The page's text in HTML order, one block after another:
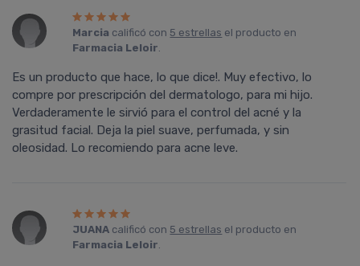
Marcia calificó con 5 estrellas el producto en
Farmacia Leloir.
Es un producto que hace, lo que dice!. Muy efectivo, lo
compre por prescripción del dermatologo, para mi hijo.
Verdaderamente le sirvió para el control del acné y la
grasitud facial. Deja la piel suave, perfumada, y sin
oleosidad. Lo recomiendo para acne leve.
JUANA calificó con 5 estrellas el producto en
Farmacia Leloir.